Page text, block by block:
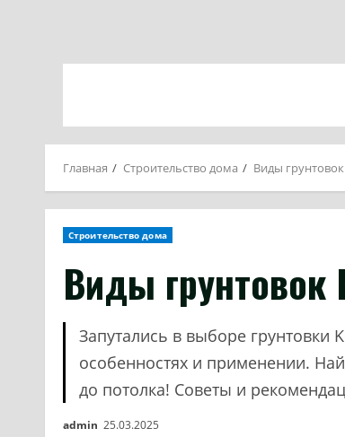
Главная Строительство дома Виды
Строительство дома
Виды грунтовок
Запутались в выборе грунтовки
особенностях и применении.
до потолка! Советы и
admin 25.03.2025